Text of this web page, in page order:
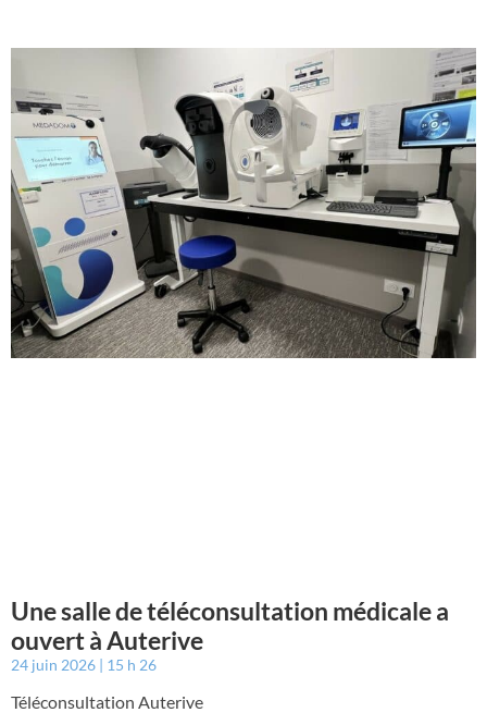
Une salle de téléconsultation médicale a
ouvert à Auterive
24 juin 2026 15 h 26
Téléconsultation Auterive